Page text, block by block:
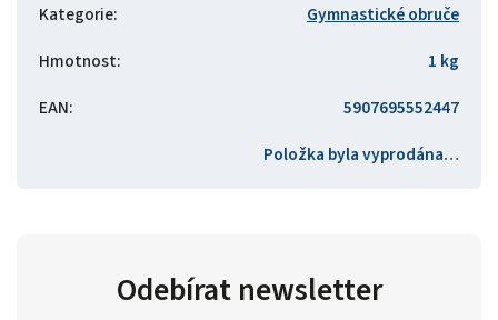
Kategorie:
Gymnastické obruče
Hmotnost:
1 kg
EAN:
5907695552447
Položka byla vyprodána…
Odebírat newsletter